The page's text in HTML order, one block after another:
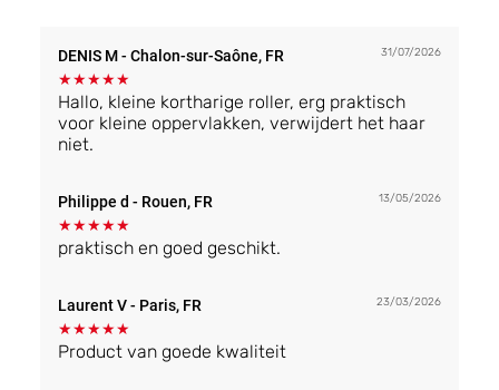
DENIS M- Chalon-sur-Saône, FR 31/07/2026
★★★★★
Hallo, kleine kortharige roller, erg praktisch
voor kleine oppervlakken, verwijdert het haar
niet.
Philippe d - Rouen, FR 13/05/2026
★★★★★
praktisch en goed geschikt.
Laurent V- Paris, FR 23/03/2026
★★★★★
Product van goede kwaliteit